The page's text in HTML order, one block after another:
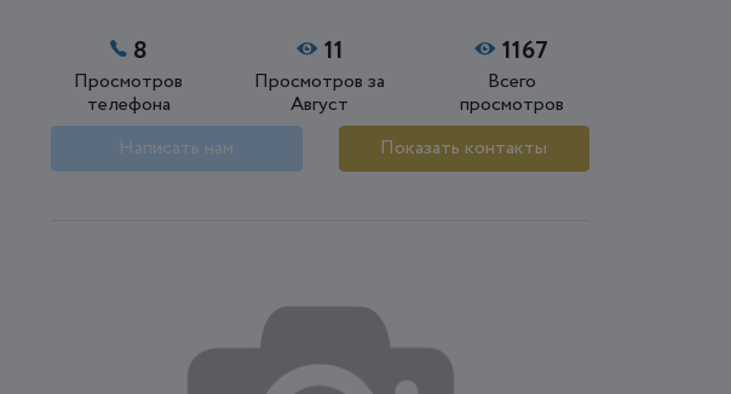
8
Просмотров
телефона
11
Просмотров за
Август
1167
Всего
просмотров
Написать нам
Показать контакты